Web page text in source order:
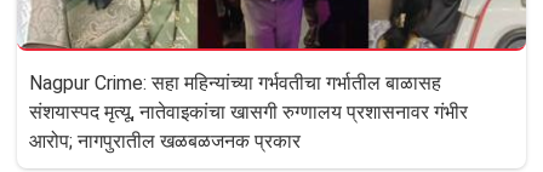
Nagpur Crime: सहा महिन्यांच्या गर्भवतीचा गर्भातील बाळासह
संशयास्पद मृत्यू, नातेवाइकांचा खासगी रुग्णालय प्रशासनावर गंभीर
आरोप; नागपुरातील खळबळजनक प्रकार